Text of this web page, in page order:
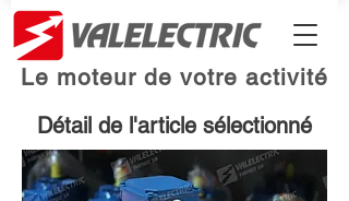
Le moteur de votre activité
Détail de l'article sélectionné